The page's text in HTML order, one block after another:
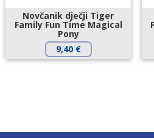
Novčanik dječji Tiger
Family Fun Time Magical
Pony
9,40 €